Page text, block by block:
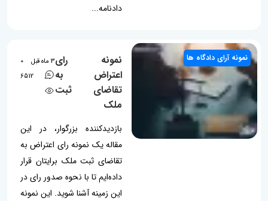
دادنامه...
نمونه آرای دادگاه ها
نمونه رای
اعتراض به
تقاضای ثبت
ملک
3 ماه قبل
0
6512
بازدیدکننده بزرگوار، در این
مقاله یک نمونه رای اعتراض به
تقاضای ثبت ملک برایتان قرار
داده‌ایم تا با نحوه صدور رای در
این زمینه آشنا شوید. این نمونه